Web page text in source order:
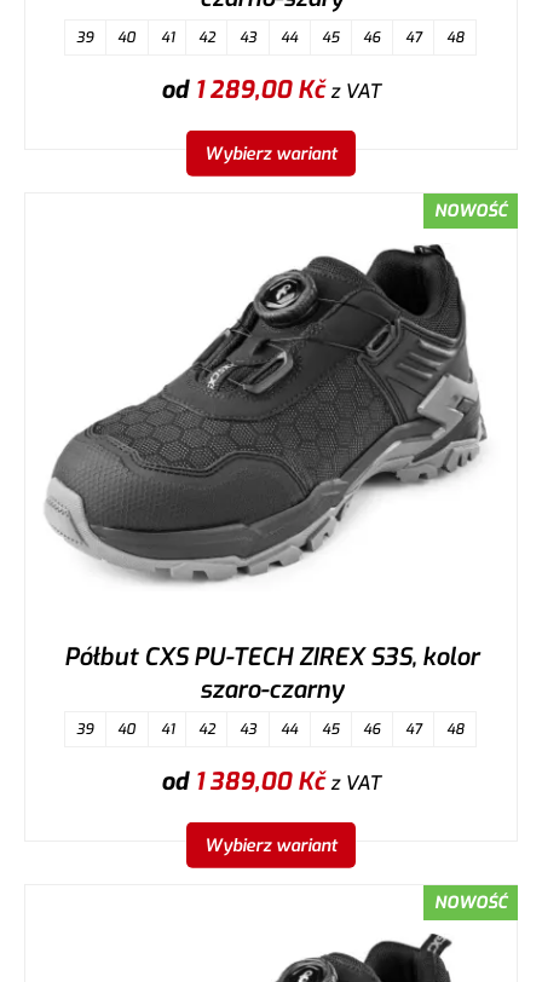
39 40 41 42 43 44 45 46 47 48
od 1 289,00Kčz VAT
Wybierz wariant
NOWOŚĆ
Półbut CXS PU-TECH ZIREX S3S, kolor
szaro-czarny
39 40 41 42 43 44 45 46 47 48
od 1 389,00Kčz VAT
Wybierz wariant
NOWOŚĆ